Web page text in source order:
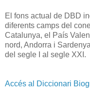
El fons actual de DBD
diferents camps del
Catalunya, el País
nord, Andorra i
del segle I al segle XXI.
Accés al Diccionari